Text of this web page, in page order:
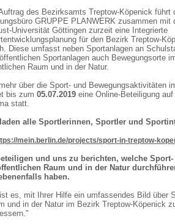
des Bezirksamts Treptow-Köpenick führt
GRUPPE PLANWERK zusammen mit
Universität Göttingen zurzeit eine Integrierte
für den Bezirk Treptow-
Diese umfasst neben Sportanlagen an
Sportanlagen auch Bewegungsorte
Raum und in der Natur.
über die Sport- und Bewegungsaktivitäten
bis zum 05.07.2019 eine Online-Beteiligung
statt.
alle Sportlerinnen, Sportler und
mein.berlin.de/projects/sport-in-treptow-
und uns zu berichten, welche
Raum und in der Natur
haben.
es, mit Ihrer Hilfe ein umfassendes Bild über
und in der Natur im Bezirk Treptow-Köpenick